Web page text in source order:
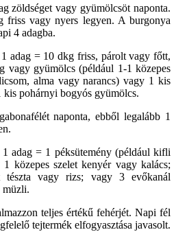
zöldséget vagy gyümölcsöt naponta.
friss vagy nyers legyen. A burgonya
4 adagba.
1 adag = 10 dkg friss, párolt vagy főtt,
vagy gyümölcs (például 1-1 közepes
alma vagy narancs) vagy 1 kis
kis pohárnyi bogyós gyümölcs.
naponta, ebből legalább 1
1 adag = 1 péksütemény (például kifli
közepes szelet kenyér vagy kalács;
vagy rizs; vagy 3 evőkanál
müzli.
teljes értékű fehérjét. Napi fél
tejtermék elfogyasztása javasolt.